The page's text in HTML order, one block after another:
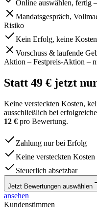
Online auswählen, fertig
Mandatsgespräch,
Risiko
Kein Erfolg, keine Kosten
Vorschuss & laufende
Aktion – Festpreis-Aktion –
Statt 49 € jetzt
Keine versteckten Kosten,
ausschließlich bei
12 € pro Bewertung.
Zahlung nur bei Erfolg
Keine versteckten Kosten
Steuerlich absetzbar
Jetzt Bewertungen auswählen
ansehen
Kundenstimmen